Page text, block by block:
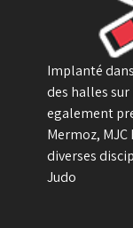
Implanté
des halles
egalement
Mermoz, MJC
diverses
Judo